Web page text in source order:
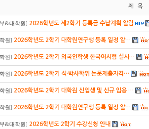
제 목
&대학원] 2026학년도 제2학기 등록금 수납계획 알림
원] 2026학년도 2학기 대학원연구생 등록 일정 알…
원] 2026학년도 2학기 외국인학생 한국어시험 실시…
원] 2026학년도 2학기 석·박사학위 논문제출자격…
원] 2026학년도 2학기 대학원 신입생 및 신규 임용 …
원] 2026학년도 2학기 대학원연구생 등록 일정 알…
&대학원] 2026학년도 2학기 수강신청 안내